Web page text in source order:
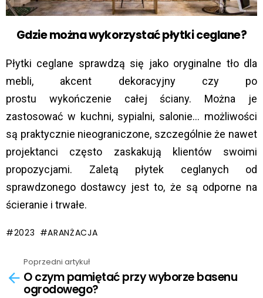
Gdzie można wykorzystać płytki ceglane?
Płytki ceglane sprawdzą się jako oryginalne tło dla
mebli, akcent dekoracyjny czy po
prostu wykończenie całej ściany. Można je
zastosować w kuchni, sypialni, salonie… możliwości
są praktycznie nieograniczone, szczególnie że nawet
projektanci często zaskakują klientów swoimi
propozycjami. Zaletą płytek ceglanych od
sprawdzonego dostawcy jest to, że są odporne na
ścieranie i trwałe.
2023 ARANŻACJA
more
Poprzedni artykuł
O czym pamiętać przy wyborze basenu
ogrodowego?